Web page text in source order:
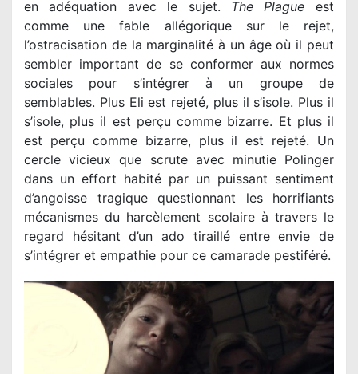
en adéquation avec le sujet. The Plague est
comme une fable allégorique sur le rejet,
l’ostracisation de la marginalité à un âge où il peut
sembler important de se conformer aux normes
sociales pour s’intégrer à un groupe de
semblables. Plus Eli est rejeté, plus il s’isole. Plus il
s’isole, plus il est perçu comme bizarre. Et plus il
est perçu comme bizarre, plus il est rejeté. Un
cercle vicieux que scrute avec minutie Polinger
dans un effort habité par un puissant sentiment
d’angoisse tragique questionnant les horrifiants
mécanismes du harcèlement scolaire à travers le
regard hésitant d’un ado tiraillé entre envie de
s’intégrer et empathie pour ce camarade pestiféré.